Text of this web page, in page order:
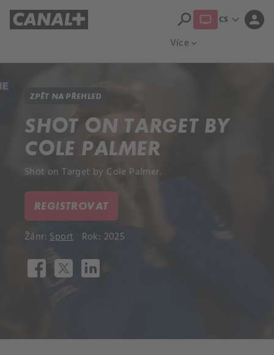
Více expand_more
search CS expand_more person
ZPĚT NA PŘEHLED
SHOT ON TARGET BY
COLE PALMER
Shot on Target by Cole Palmer.
REGISTROVAT
Žánr:Sport Rok: 2025